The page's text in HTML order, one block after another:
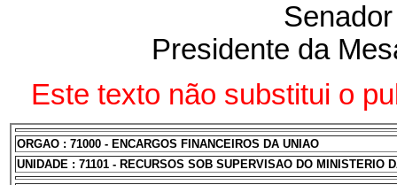
Presidente da
Este texto não substitui o
ORGAO : 71000 - ENCARGOS FINANCEIROS DA UNIAO
UNIDADE : 71101 - RECURSOS SOB SUPERVISAO DO MINISTERIO